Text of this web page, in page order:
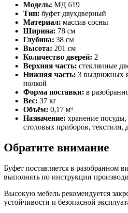
Модель: МД 619
Тип: буфет двухдверный
Материал: массив сосны
Ширина: 78 см
Глубина: 38 см
Высота: 201 см
Количество дверей: 2
Верхняя часть: стеклянные
Нижняя часть: 3 выдвижных
полкой
Форма поставки: в
Вес: 37 кг
Объём: 0,17 м³
Назначение: хранение посуды,
столовых приборов, текстиля,
Обратите внимание
Буфет поставляется в разобранном
выполнять по инструкции
Высокую мебель рекомендуется
устойчивости и безопасной